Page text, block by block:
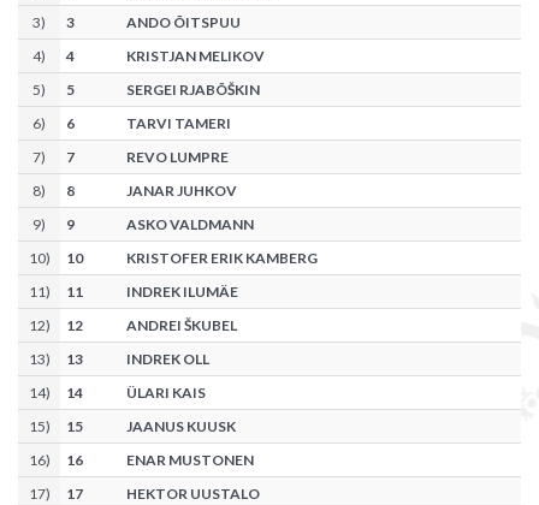
3) 3
ANDO ÕITSPUU
4) 4
KRISTJAN MELIKOV
5) 5
SERGEI RJABÕŠKIN
6) 6
TARVI TAMERI
7) 7
REVO LUMPRE
8) 8
JANAR JUHKOV
9) 9
ASKO VALDMANN
10) 10
KRISTOFER ERIK KAMBERG
11) 11
INDREK ILUMÄE
12) 12
ANDREI ŠKUBEL
13) 13
INDREK OLL
14) 14
ÜLARI KAIS
15) 15
JAANUS KUUSK
16) 16
ENAR MUSTONEN
17) 17
HEKTOR UUSTALO